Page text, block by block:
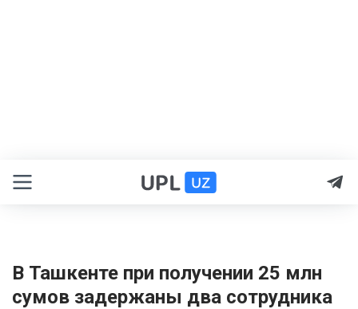
В Ташкенте при получении 25 млн
сумов задержаны два сотрудника